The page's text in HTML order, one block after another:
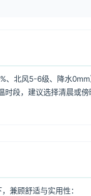
北风5-6级、降水0mm
段，建议选择清晨或
兼顾舒适与实用性：